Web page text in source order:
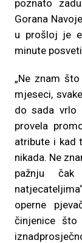
poznato
Gorana
u prošloj je
minute
„Ne znam
mjeseci,
do sada vrlo
provela
atribute i kad
nikada. Ne
pažnju
operne
činjenice što